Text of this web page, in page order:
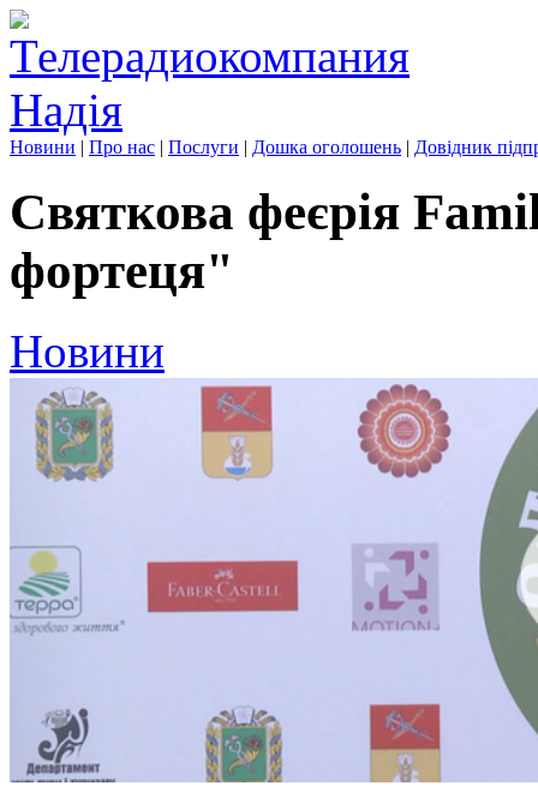
Новини | Про нас | Послуги | Дошка оголошень | Довідник
Святкова феєрія
фортеця"
Новини